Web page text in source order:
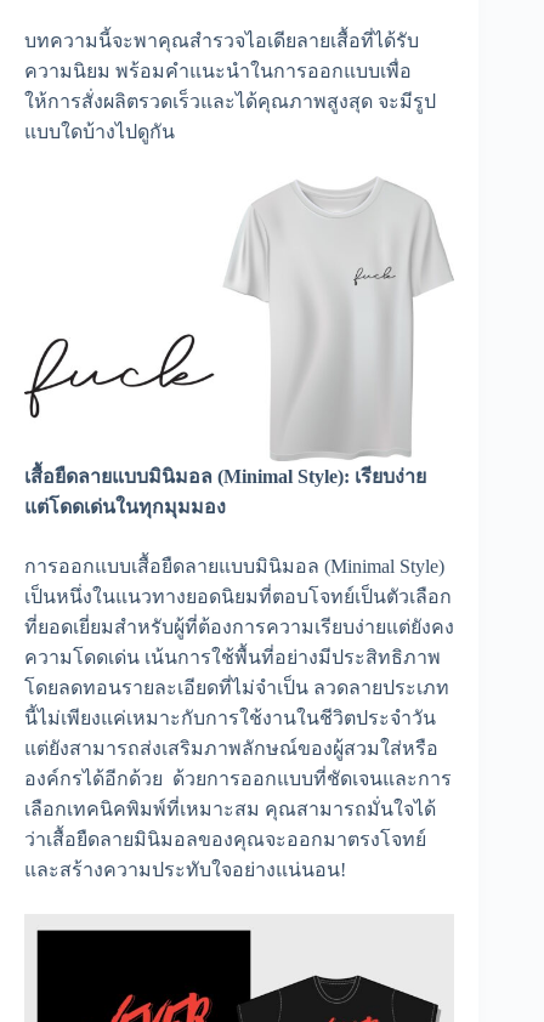
บทความนี้จะพาคุณสำรวจไอเดียลายเสื้อที่ได้รับ
ความนิยม พร้อมคำแนะนำในการออกแบบเพื่อ
ให้การสั่งผลิตรวดเร็วและได้คุณภาพสูงสุด จะมีรูป
แบบใดบ้างไปดูกัน
เสื้อยืดลายแบบมินิมอล (Minimal Style): เรียบง่าย
แต่โดดเด่นในทุกมุมมอง
การออกแบบเสื้อยืดลายแบบมินิมอล (Minimal Style)
เป็นหนึ่งในแนวทางยอดนิยมที่ตอบโจทย์เป็นตัวเลือก
ที่ยอดเยี่ยมสำหรับผู้ที่ต้องการความเรียบง่ายแต่ยังคง
ความโดดเด่น เน้นการใช้พื้นที่อย่างมีประสิทธิภาพ
โดยลดทอนรายละเอียดที่ไม่จำเป็น ลวดลายประเภท
นี้ไม่เพียงแค่เหมาะกับการใช้งานในชีวิตประจำวัน
แต่ยังสามารถส่งเสริมภาพลักษณ์ของผู้สวมใส่หรือ
องค์กรได้อีกด้วย ด้วยการออกแบบที่ชัดเจนและการ
เลือกเทคนิคพิมพ์ที่เหมาะสม คุณสามารถมั่นใจได้
ว่าเสื้อยืดลายมินิมอลของคุณจะออกมาตรงโจทย์
และสร้างความประทับใจอย่างแน่นอน!